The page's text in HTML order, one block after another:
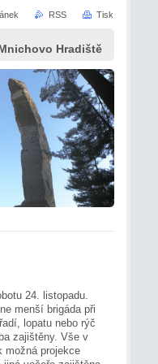
Hradiště
24. listopadu.
menší brigáda při
lopatu nebo rýč
zajištěny. Vše v
možná projekce
RSS Tisk